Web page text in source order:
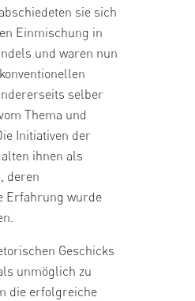
sie sich
Einmischung in
und waren nun
selber
Thema und
Initiativen der
ihnen als
deren
Erfahrung wurde
Geschicks
unmöglich zu
die erfolgreiche